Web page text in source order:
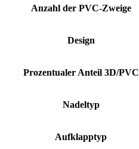
Anzahl der PVC-Zweige
Design
Prozentualer Anteil 3D/PVC
Nadeltyp
Aufklapptyp